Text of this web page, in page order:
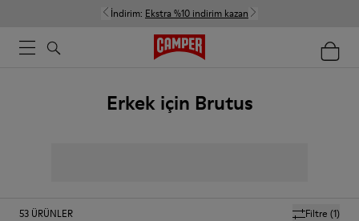
İndirim: Ekstra %10 indirim kazan
Erkek için Brutus
Filtre (1)
53 ÜRÜNLER